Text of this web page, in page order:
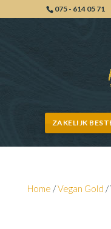
075 - 614 05 71
ZAKELIJK
Home /Vegan Gold /